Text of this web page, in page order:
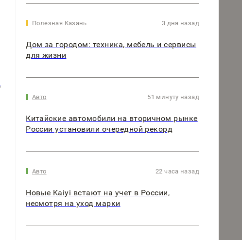
Полезная Казань 3 дня назад
Дом за городом: техника, мебель и сервисы
для жизни
Авто 51 минуту назад
Китайские автомобили на вторичном рынке
России установили очередной рекорд
Авто 22 часа назад
Новые Kaiyi встают на учет в России,
несмотря на уход марки